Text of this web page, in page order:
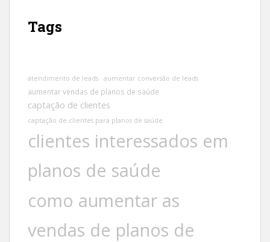
Tags
atendimento de leads aumentar conversão de leads
aumentar vendas de planos de saúde
captação de clientes
captação de clientes para planos de saúde
clientes interessados em
planos de saúde
como aumentar as
vendas de planos de